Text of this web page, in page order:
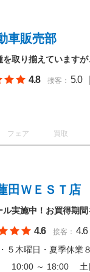
車販売部
取り揃えています
4.8 接客： 5.0
フェア 買取
田ＷＥＳＴ店
実施中！お買得期間
4.6 接客： 4.6
５木曜日・夏季休業
10:00 ～ 18:00 土